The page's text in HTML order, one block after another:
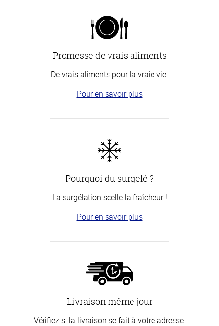
Promesse de vrais aliments
De vrais aliments pour la vraie vie.
Pour en savoir plus
Pourquoi du surgelé ?
La surgélation scelle la fraîcheur !
Pour en savoir plus
Livraison même jour
Vérifiez si la livraison se fait à votre adresse.